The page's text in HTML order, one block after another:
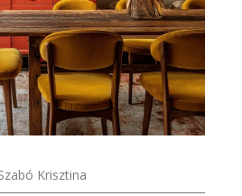
Krisztina